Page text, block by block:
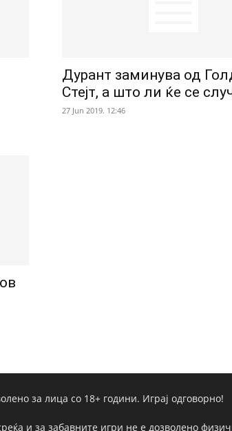
Дурант заминува од
Стејт, а што ли ќе се
27 Jun 2019. 12:46
за лица со 18+ години. Играј одговорно!
и за забавните игри не е дозволено